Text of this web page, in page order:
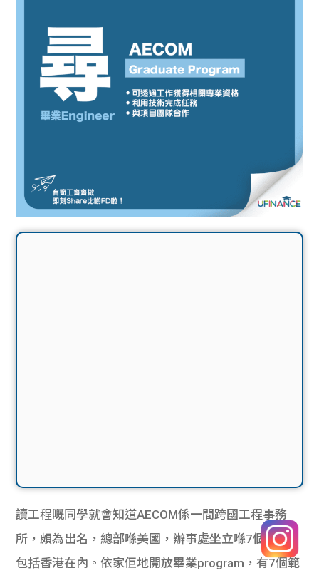
讀工程嘅同學就會知道AECOM係一間跨國工程事務
所，頗為出名，總部喺美國，辦事處坐立喺7個國家，
包括香港在內。依家佢地開放畢業program，有7個範